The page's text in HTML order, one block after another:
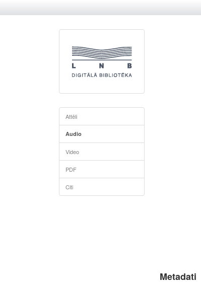
Attēli
Audio
Video
PDF
Citi
Metadati